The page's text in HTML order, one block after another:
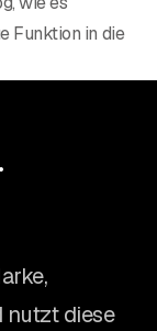
Funktion in die
nutzt diese